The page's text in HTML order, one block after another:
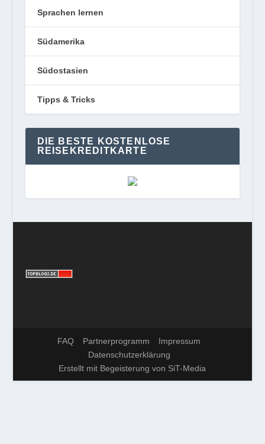
Sprachen lernen
Südamerika
Südostasien
Tipps & Tricks
DIE BESTE KOSTENLOSE
REISEKREDITKARTE
FAQ Partnerprogramm
Impressum
Datenschutzerklärung
Erstellt mit Begeisterung von SiT-Media